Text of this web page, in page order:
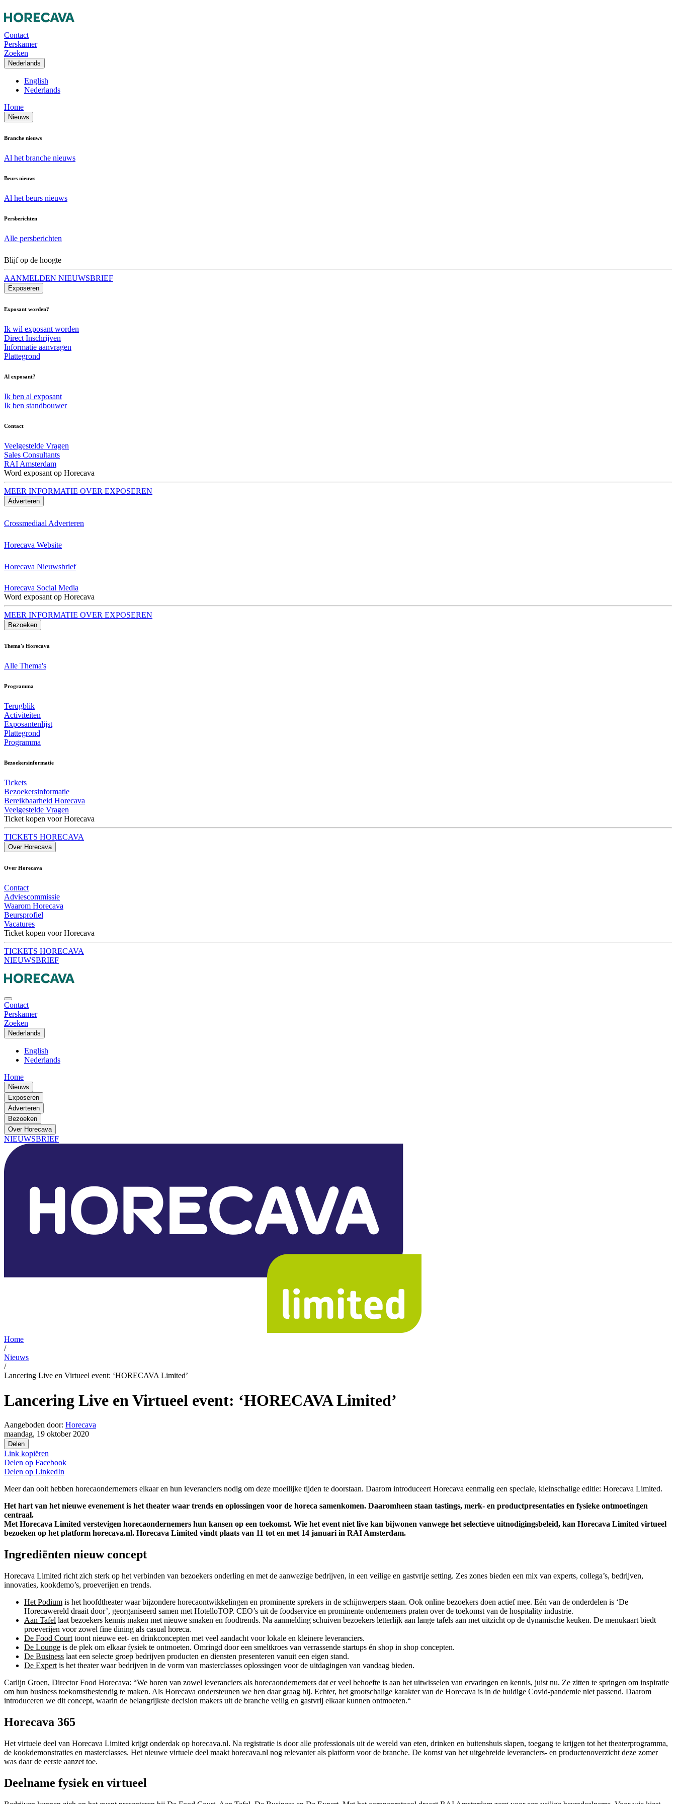
Contact
Perskamer
Zoeken
Nederlands
English
Nederlands
Home
Nieuws
Branche nieuws
Al het branche nieuws
Beurs nieuws
Al het beurs nieuws
Persberichten
Alle persberichten
Blijf op de hoogte
AANMELDEN NIEUWSBRIEF
Exposeren
Exposant worden?
Ik wil exposant worden
Direct Inschrijven
Informatie aanvragen
Plattegrond
Al exposant?
Ik ben al exposant
Ik ben standbouwer
Contact
Veelgestelde Vragen
Sales Consultants
RAI Amsterdam
Word exposant op Horecava
MEER INFORMATIE OVER EXPOSEREN
Adverteren
Crossmediaal Adverteren
Horecava Website
Horecava Nieuwsbrief
Horecava Social Media
Word exposant op Horecava
MEER INFORMATIE OVER EXPOSEREN
Bezoeken
Thema's Horecava
Alle Thema's
Programma
Terugblik
Activiteiten
Exposantenlijst
Plattegrond
Programma
Bezoekersinformatie
Tickets
Bezoekersinformatie
Bereikbaarheid Horecava
Veelgestelde Vragen
Ticket kopen voor Horecava
TICKETS HORECAVA
Over Horecava
Over Horecava
Contact
Adviescommissie
Waarom Horecava
Beursprofiel
Vacatures
Ticket kopen voor Horecava
TICKETS HORECAVA
NIEUWSBRIEF
Contact
Perskamer
Zoeken
Nederlands
English
Nederlands
Home
Nieuws
Exposeren
Adverteren
Bezoeken
Over Horecava
NIEUWSBRIEF
Home
/
Nieuws
/
Lancering Live en Virtueel event: ‘HORECAVA Limited’
Lancering Live en Virtueel event: ‘HORECAVA Limited’
Aangeboden door: Horecava
maandag, 19 oktober 2020
Delen
Link kopiëren
Delen op Facebook
Delen op LinkedIn
Meer dan ooit hebben horecaondernemers elkaar en hun leveranciers nodig om deze moeilijke tijden te doorstaan. Daarom introduceert Horecava eenmalig een speciale, kleinschalige editie: Horecava Limited.
Het hart van het nieuwe evenement is het theater waar trends en oplossingen voor de horeca samenkomen. Daaromheen staan tastings, merk- en productpresentaties en fysieke ontmoetingen
centraal.
Met Horecava Limited verstevigen horecaondernemers hun kansen op een toekomst. Wie het event niet live kan bijwonen vanwege het selectieve uitnodigingsbeleid, kan Horecava Limited virtueel
bezoeken op het platform horecava.nl. Horecava Limited vindt plaats van 11 tot en met 14 januari in RAI Amsterdam.
Ingrediënten nieuw concept
Horecava Limited richt zich sterk op het verbinden van bezoekers onderling en met de aanwezige bedrijven, in een veilige en gastvrije setting. Zes zones bieden een mix van experts, collega’s, bedrijven,
innovaties, kookdemo’s, proeverijen en trends.
Het Podium is het hoofdtheater waar bijzondere horecaontwikkelingen en prominente sprekers in de schijnwerpers staan. Ook online bezoekers doen actief mee. Eén van de onderdelen is ‘De
Horecawereld draait door’, georganiseerd samen met HotelloTOP. CEO’s uit de foodservice en prominente ondernemers praten over de toekomst van de hospitality industrie.
Aan Tafel laat bezoekers kennis maken met nieuwe smaken en foodtrends. Na aanmelding schuiven bezoekers letterlijk aan lange tafels aan met uitzicht op de dynamische keuken. De menukaart biedt
proeverijen voor zowel fine dining als casual horeca.
De Food Court toont nieuwe eet- en drinkconcepten met veel aandacht voor lokale en kleinere leveranciers.
De Lounge is de plek om elkaar fysiek te ontmoeten. Omringd door een smeltkroes van verrassende startups én shop in shop concepten.
De Business laat een selecte groep bedrijven producten en diensten presenteren vanuit een eigen stand.
De Expert is het theater waar bedrijven in de vorm van masterclasses oplossingen voor de uitdagingen van vandaag bieden.
Carlijn Groen, Director Food Horecava: “We horen van zowel leveranciers als horecaondernemers dat er veel behoefte is aan het uitwisselen van ervaringen en kennis, juist nu. Ze zitten te springen om inspiratie
om hun business toekomstbestendig te maken. Als Horecava ondersteunen we hen daar graag bij. Echter, het grootschalige karakter van de Horecava is in de huidige Covid-pandemie niet passend. Daarom
introduceren we dit concept, waarin de belangrijkste decision makers uit de branche veilig en gastvrij elkaar kunnen ontmoeten.“
Horecava 365
Het virtuele deel van Horecava Limited krijgt onderdak op horecava.nl. Na registratie is door alle professionals uit de wereld van eten, drinken en buitenshuis slapen, toegang te krijgen tot het theaterprogramma,
de kookdemonstraties en masterclasses. Het nieuwe virtuele deel maakt horecava.nl nog relevanter als platform voor de branche. De komst van het uitgebreide leveranciers- en productenoverzicht deze zomer
was daar de eerste aanzet toe.
Deelname fysiek en virtueel